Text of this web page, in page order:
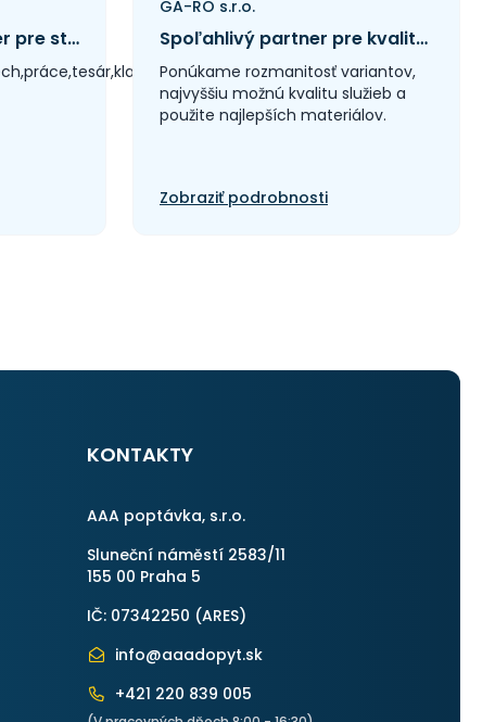
Váš spoľahlivý partner pre strechy a halové systémy
GA-RO s.r.o.
Spoľahlivý partner pre kvalitné hliníkové zábradlia a konštrukcie
Ponúkame rozmanitosť variantov,
najvyššiu možnú kvalitu služieb a
použite najlepších materiálov.
Zobraziť podrobnosti
KONTAKTY
AAA poptávka, s.r.o.
Sluneční náměstí 2583/11
155 00 Praha 5
IČ: 07342250 (ARES)
info@aaadopyt.sk
+421 220 839 005